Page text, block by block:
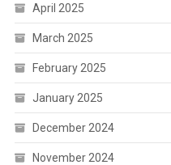
April 2025
March 2025
February 2025
January 2025
December 2024
November 2024